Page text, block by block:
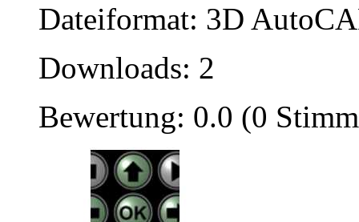
Dateiformat: 3D
Downloads: 2
Bewertung: 0.0 (0